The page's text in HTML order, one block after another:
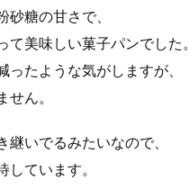
糖の甘さで、
て美味しい菓子パンでした。
ったような気がしますが、
ん。
継いでるみたいなので、
ています。